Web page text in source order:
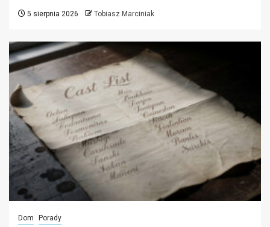
5 sierpnia 2026 Tobiasz Marciniak
Dom Porady